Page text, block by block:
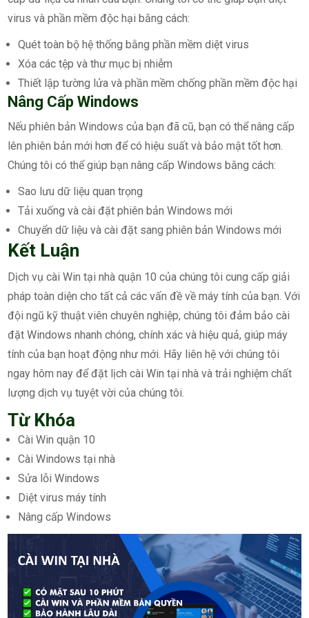
virus và phần mềm độc hại bằng cách:
Quét toàn bộ hệ thống bằng phần mềm diệt virus
Xóa các tệp và thư mục bị nhiễm
Thiết lập tường lửa và phần mềm chống phần mềm độc hại
Nâng Cấp Windows
Nếu phiên bản Windows của bạn đã cũ, bạn có thể nâng cấp
lên phiên bản mới hơn để có hiệu suất và bảo mật tốt hơn.
Chúng tôi có thể giúp bạn nâng cấp Windows bằng cách:
Sao lưu dữ liệu quan trọng
Tải xuống và cài đặt phiên bản Windows mới
Chuyển dữ liệu và cài đặt sang phiên bản Windows mới
Kết Luận
Dịch vụ cài Win tại nhà quận 10 của chúng tôi cung cấp giải
pháp toàn diện cho tất cả các vấn đề về máy tính của bạn. Với
đội ngũ kỹ thuật viên chuyên nghiệp, chúng tôi đảm bảo cài
đặt Windows nhanh chóng, chính xác và hiệu quả, giúp máy
tính của bạn hoạt động như mới. Hãy liên hệ với chúng tôi
ngay hôm nay để đặt lịch cài Win tại nhà và trải nghiệm chất
lượng dịch vụ tuyệt vời của chúng tôi.
Từ Khóa
Cài Win quận 10
Cài Windows tại nhà
Sửa lỗi Windows
Diệt virus máy tính
Nâng cấp Windows